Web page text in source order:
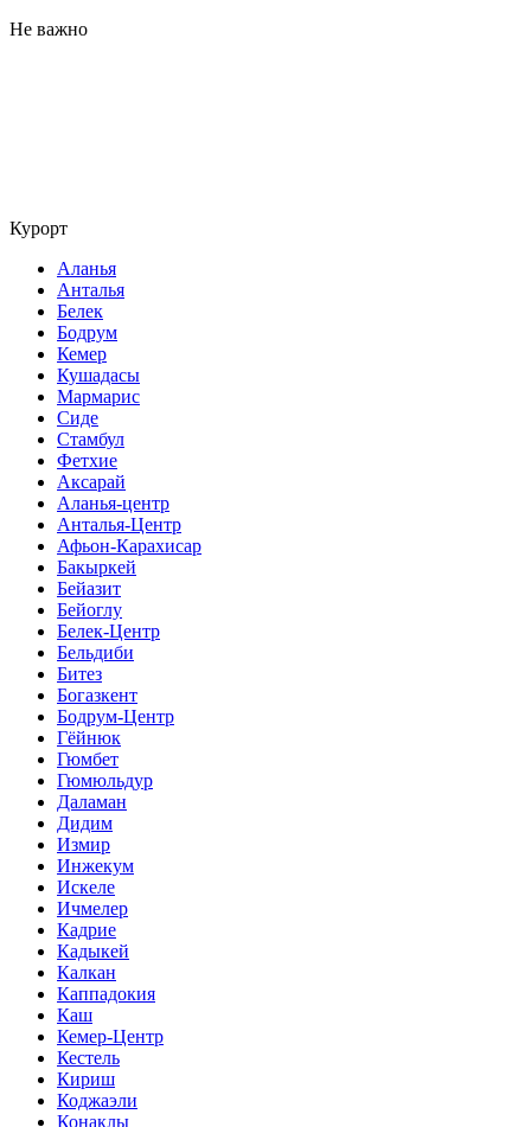
Не важно
Курорт
Аланья
Анталья
Белек
Бодрум
Кемер
Кушадасы
Мармарис
Сиде
Стамбул
Фетхие
Аксарай
Аланья-центр
Анталья-Центр
Афьон-Карахисар
Бакыркей
Бейазит
Бейоглу
Белек-Центр
Бельдиби
Битез
Богазкент
Бодрум-Центр
Гёйнюк
Гюмбет
Гюмюльдур
Даламан
Дидим
Измир
Инжекум
Искеле
Ичмелер
Кадрие
Кадыкей
Калкан
Каппадокия
Каш
Кемер-Центр
Кестель
Кириш
Коджаэли
Конаклы